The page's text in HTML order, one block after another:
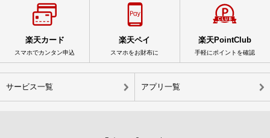
楽天カード
スマホでカンタン申込
楽天ペイ
スマホをお財布に
楽天PointClub
手軽にポイントを確認
サービス一覧 アプリ一覧